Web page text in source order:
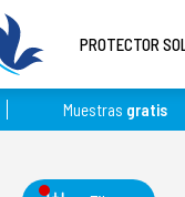
Muestras gratis
PROTECTOR